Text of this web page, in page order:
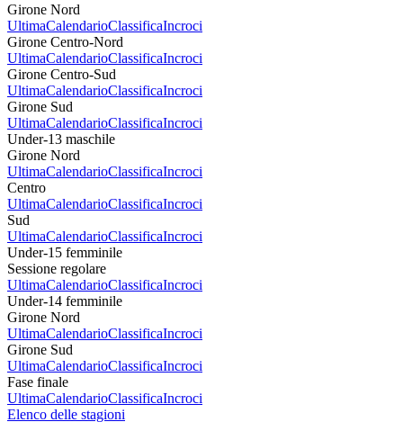
Girone Nord
UltimaCalendarioClassificaIncroci
Girone Centro-Nord
UltimaCalendarioClassificaIncroci
Girone Centro-Sud
UltimaCalendarioClassificaIncroci
Girone Sud
UltimaCalendarioClassificaIncroci
Under-13 maschile
Girone Nord
UltimaCalendarioClassificaIncroci
Centro
UltimaCalendarioClassificaIncroci
Sud
UltimaCalendarioClassificaIncroci
Under-15 femminile
Sessione regolare
UltimaCalendarioClassificaIncroci
Under-14 femminile
Girone Nord
UltimaCalendarioClassificaIncroci
Girone Sud
UltimaCalendarioClassificaIncroci
Fase finale
UltimaCalendarioClassificaIncroci
Elenco delle stagioni